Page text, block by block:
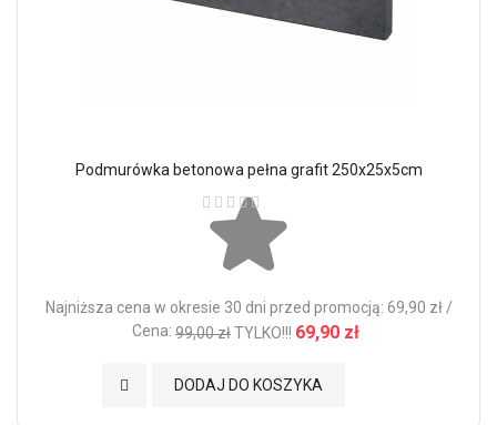
Podmurówka betonowa pełna grafit 250x25x5cm
Ocena:
Najniższa cena w okresie 30 dni przed promocją: 69,90 zł /
Cena: 99,00 złTYLKO!!! 69,90 zł
DODAJ DO KOSZYKA
Dodaj do Ulubionych